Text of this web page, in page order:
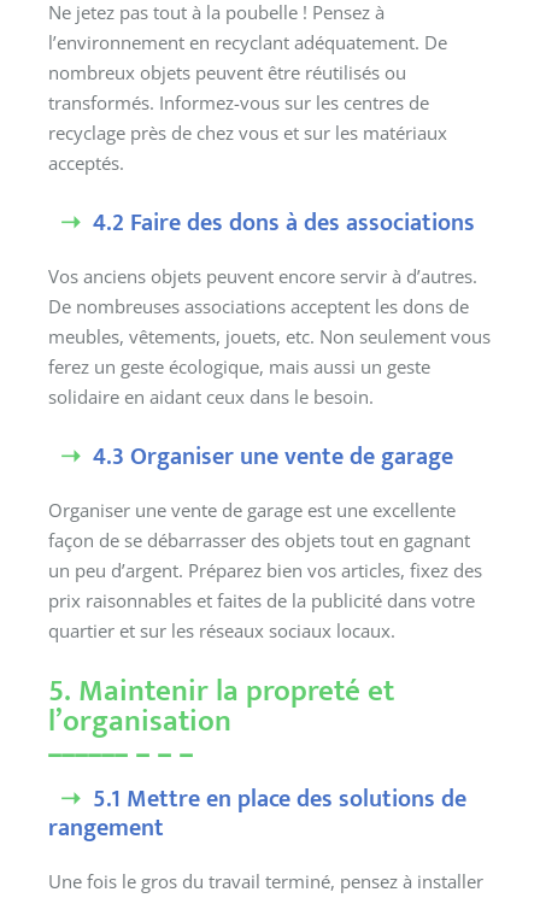
Ne jetez pas tout à la poubelle ! Pensez à
l’environnement en recyclant adéquatement. De
nombreux objets peuvent être réutilisés ou
transformés. Informez-vous sur les centres de
recyclage près de chez vous et sur les matériaux
acceptés.
4.2 Faire des dons à des associations
Vos anciens objets peuvent encore servir à d’autres.
De nombreuses associations acceptent les dons de
meubles, vêtements, jouets, etc. Non seulement vous
ferez un geste écologique, mais aussi un geste
solidaire en aidant ceux dans le besoin.
4.3 Organiser une vente de garage
Organiser une vente de garage est une excellente
façon de se débarrasser des objets tout en gagnant
un peu d’argent. Préparez bien vos articles, fixez des
prix raisonnables et faites de la publicité dans votre
quartier et sur les réseaux sociaux locaux.
5. Maintenir la propreté et
l’organisation
5.1 Mettre en place des solutions de
rangement
Une fois le gros du travail terminé, pensez à installer